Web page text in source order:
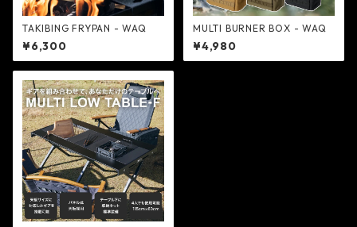
TAKIBING FRYPAN - WAQ
¥6,300
MULTI BURNER BOX - WAQ
¥4,980